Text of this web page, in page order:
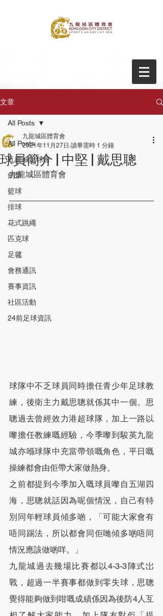
文章
All Posts
九龍城足球會
劍擊
籃球
排球
花式跳繩
匹克球
足毽
會務通訊
賽事資訊
社區活動
24前足球資訊
All Posts
球員簡介 | 中堅 | 戴思聰
九龍城區體育會
2021年11月27日 讀畢需時 1 分鐘
九龍城區體育會
球隊中不乏球員同時擔任青少年足球教
練，後衛主力戴思聰就係其中一個。思
聰過去曾經效力港超球隊，加上一路以
嚟擔任教練嘅經驗，今季嚟到駿英九龍
城亦喺球隊中充當帶領嘅角色，平日嘅
操練都會由佢帶大家做熱身。
之前都提到今季加入嘅球員嚟自五湖四
海，思聰就話因為呢個情況，自己有特
別同年輕球員傾多啲，「可能大家會有
唔同踢法，所以都會同佢哋傾多啲唔同
情況應該做啲咩。」
九龍城過去幾場比賽都以4-3-3陣式岀
戰，超過一半賽事都做到零失球，思聰
覺得能夠做到咁嘅成績係因為後防4人互